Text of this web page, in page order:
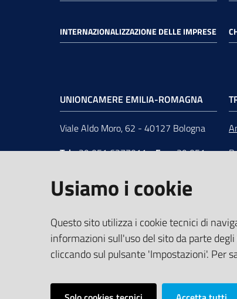
INTERNAZIONALIZZAZIONE DELLE IMPRESE
UNIONCAMERE EMILIA-ROMAGNA
Viale Aldo Moro, 62 - 40127 Bologna
Tel+39 051 6377011-Fax+39 051
e-mail:segreteria@rer.camcom.it
unioncamereemiliaromagna@legalmail.it
Partita Iva: 02294450370 -C.F.
80062830379 -iPA: UFUS8I
Usiamo i cookie
Questo sito utilizza i cookie tecnici di
informazioni sull'uso del sito da parte
cliccando sul pulsante 'Impostazioni'. Per